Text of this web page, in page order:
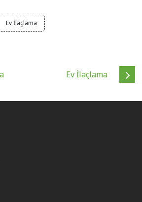
Ev İlaçlama
Ev İlaçlama